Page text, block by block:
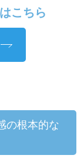
こちら
の根本的な